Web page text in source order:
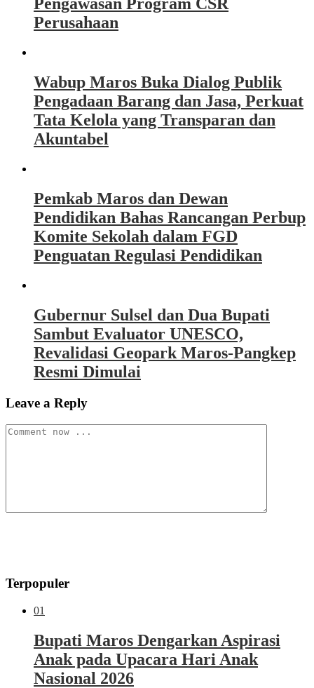
Pengawasan Program CSR
Perusahaan
Wabup Maros Buka Dialog Publik
Pengadaan Barang dan Jasa, Perkuat
Tata Kelola yang Transparan dan
Akuntabel
Pemkab Maros dan Dewan
Pendidikan Bahas Rancangan Perbup
Komite Sekolah dalam FGD
Penguatan Regulasi Pendidikan
Gubernur Sulsel dan Dua Bupati
Sambut Evaluator UNESCO,
Revalidasi Geopark Maros-Pangkep
Resmi Dimulai
Leave a Reply
Terpopuler
01
Bupati Maros Dengarkan Aspirasi
Anak pada Upacara Hari Anak
Nasional 2026